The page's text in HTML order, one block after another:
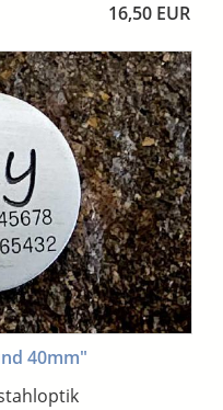
16,50 EUR
40mm"